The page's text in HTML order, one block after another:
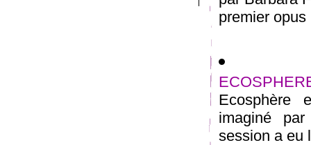
premier
Ecosphère
imaginé
session a eu